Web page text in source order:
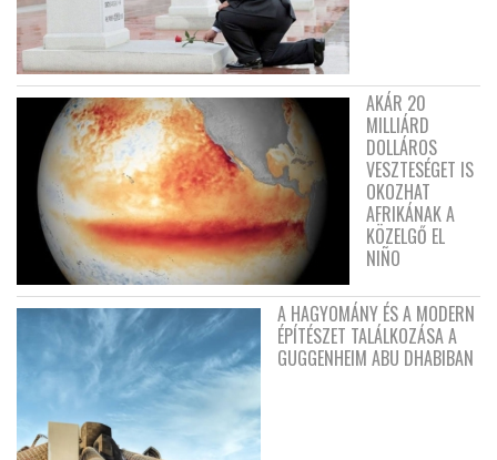
AKÁR 20
MILLIÁRD
DOLLÁROS
VESZTESÉGET IS
OKOZHAT
AFRIKÁNAK A
KÖZELGŐ EL
NIÑO
A HAGYOMÁNY ÉS A MODERN
ÉPÍTÉSZET TALÁLKOZÁSA A
GUGGENHEIM ABU DHABIBAN